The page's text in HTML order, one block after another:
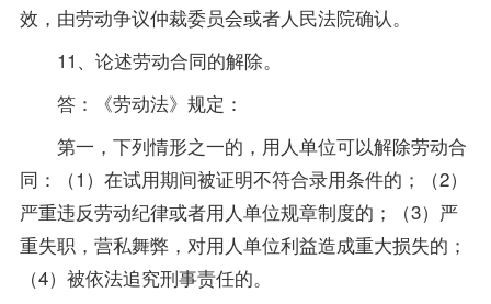
效，由劳动争议仲裁委员会或者人民法院确认。
11、论述劳动合同的解除。
答：《劳动法》规定：
第一，下列情形之一的，用人单位可以解除劳动合
同：（1）在试用期间被证明不符合录用条件的；（2）
严重违反劳动纪律或者用人单位规章制度的；（3）严
重失职，营私舞弊，对用人单位利益造成重大损失的；
（4）被依法追究刑事责任的。